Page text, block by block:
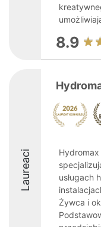
8.9
Laureaci
usługach
Żywca i